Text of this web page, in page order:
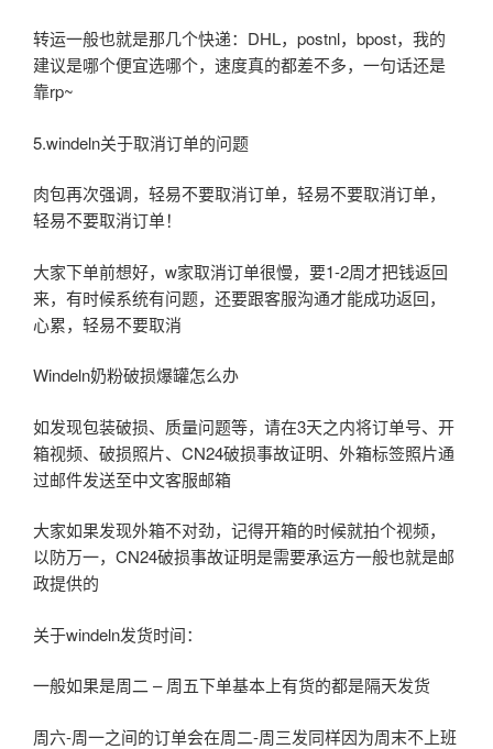
转运一般也就是那几个快递：DHL，postnl，bpost，我的
建议是哪个便宜选哪个，速度真的都差不多，一句话还是
靠rp~
5.windeln关于取消订单的问题
肉包再次强调，轻易不要取消订单，轻易不要取消订单，
轻易不要取消订单！
大家下单前想好，w家取消订单很慢，要1-2周才把钱返回
来，有时候系统有问题，还要跟客服沟通才能成功返回，
心累，轻易不要取消
Windeln奶粉破损爆罐怎么办
如发现包装破损、质量问题等，请在3天之内将订单号、开
箱视频、破损照片、CN24破损事故证明、外箱标签照片通
过邮件发送至中文客服邮箱
大家如果发现外箱不对劲，记得开箱的时候就拍个视频，
以防万一，CN24破损事故证明是需要承运方一般也就是邮
政提供的
关于windeln发货时间：
一般如果是周二 – 周五下单基本上有货的都是隔天发货
周六-周一之间的订单会在周二-周三发同样因为周末不上班